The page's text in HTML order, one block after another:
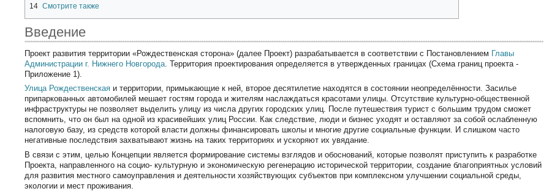
14 Смотрите также
Введение
Проект развития территории «Рождественская сторона» (далее Проект) разрабатывается в соответствии с Постановлением Главы
Администрации г. Нижнего Новгорода . Территория проектирования определяется в утвержденных границах (Схема границ проекта -
Приложение 1).
Улица Рождественская и территории, примыкающие к ней, второе десятилетие находятся в состоянии неопределённости. Засилье
припаркованных автомобилей мешает гостям города и жителям наслаждаться красотами улицы. Отсутствие культурно-общественной
инфраструктуры не позволяет выделить улицу из числа других городских улиц. После путешествия турист с большим трудом сможет
вспомнить, что он был на одной из красивейших улиц России. Как следствие, люди и бизнес уходят и оставляют за собой ослабленную
налоговую базу, из средств которой власти должны финансировать школы и многие другие социальные функции. И слишком часто
негативные последствия захватывают жизнь на таких территориях и ускоряют их увядание.
В связи с этим, целью Концепции является формирование системы взглядов и обоснований, которые позволят приступить к разработке
Проекта, направленного на социо- культурную и экономическую регенерацию исторической территории, создание благоприятных условий
для развития местного самоуправления и деятельности хозяйствующих субъектов при комплексном улучшении социальной среды,
экологии и мест проживания.